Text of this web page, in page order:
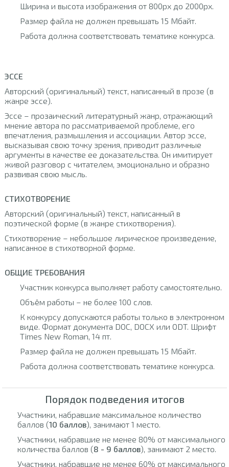
Ширина и высота изображения от 800px до 2000px.
Размер файла не должен превышать 15 Мбайт.
Работа должна соответствовать тематике конкурса.
ЭССЕ
Авторский (оригинальный) текст, написанный в прозе (в
жанре эссе).
Эссе – прозаический литературный жанр, отражающий
мнение автора по рассматриваемой проблеме, его
впечатления, размышления и ассоциации. Автор эссе,
высказывая свою точку зрения, приводит различные
аргументы в качестве ее доказательства. Он имитирует
живой разговор с читателем, эмоционально и образно
развивая свою мысль.
СТИХОТВОРЕНИЕ
Авторский (оригинальный) текст, написанный в
поэтической форме (в жанре стихотворения).
Стихотворение – небольшое лирическое произведение,
написанное в стихотворной форме.
ОБЩИЕ ТРЕБОВАНИЯ
Участник конкурса выполняет работу самостоятельно.
Объём работы – не более 100 слов.
К конкурсу допускаются работы только в электронном
виде. Формат документа DOC, DOCX или ODT. Шрифт
Times New Roman, 14 пт.
Размер файла не должен превышать 15 Мбайт.
Работа должна соответствовать тематике конкурса.
Порядок подведения итогов
Участники, набравшие максимальное количество
баллов (10 баллов), занимают 1 место.
Участники, набравшие не менее 80% от максимального
количества баллов (8 - 9 баллов), занимают 2 место.
Участники, набравшие не менее 60% от максимального